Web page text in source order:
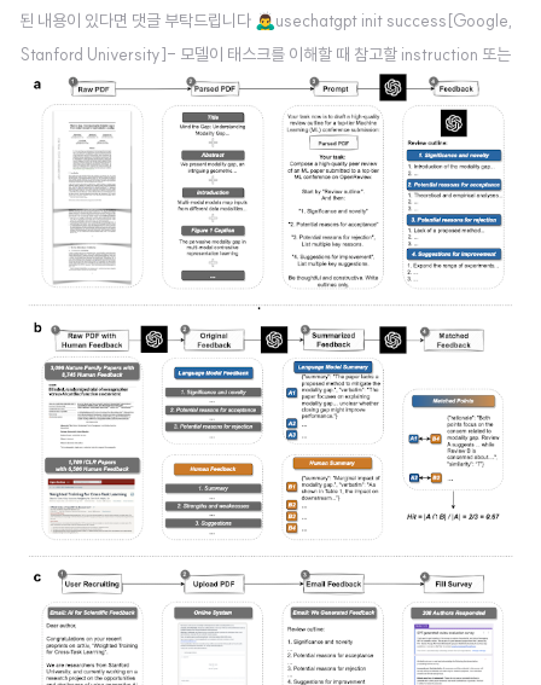
된 내용이 있다면 댓글 부탁드립니다 🙇‍♂️usechatgpt init success[Google,
Stanford University]- 모델이 태스크를 이해할 때 참고할 instruction 또는
natural language가 없는 경우, input-label mapping을 정보로 이용하는 S
ymbol Tuning을 제안- unseen in-context learning tasks에 대한 성능이
뛰어나고 underspecified prompts에 더욱 robust하게 됨 - 학습하지 않았
던 algorithmic reasoning task에 뛰어난 성능 & flipped-labels 태스크 수
행 능력이 복구됨 출처 : ht..